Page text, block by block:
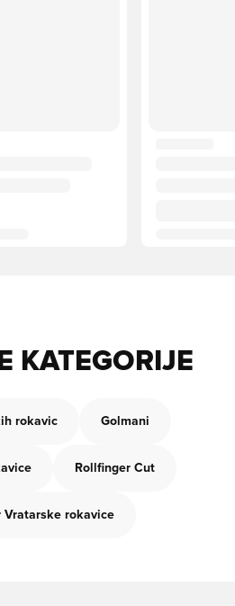
KATEGORIJE
rokavic Golmani
Rollfinger Cut
Vratarske rokavice